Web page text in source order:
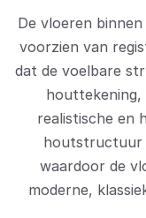
De vloeren
voorzien van
dat de voelbare
realistische en
houtstructuur
waardoor de
moderne,